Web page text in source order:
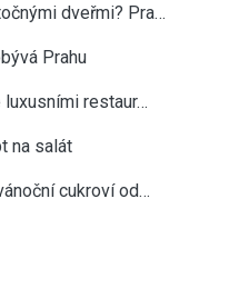
dveřmi? Pra…
Prahu
restaur…
na salát
cukroví od…